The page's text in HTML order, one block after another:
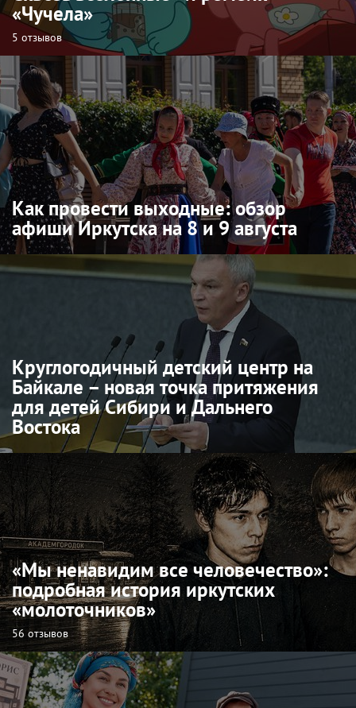
«Чучела»
5 отзывов
Как провести выходные: обзор
афиши Иркутска на 8 и 9 августа
Круглогодичный детский центр на
Байкале – новая точка притяжения
для детей Сибири и Дальнего
Востока
«Мы ненавидим все человечество»:
подробная история иркутских
«молоточников»
56 отзывов